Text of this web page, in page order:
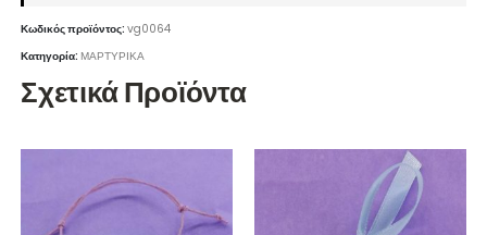
Κωδικός προϊόντος:vg0064
Κατηγορία:ΜΑΡΤΥΡΙΚΑ
Σχετικά Προϊόντα